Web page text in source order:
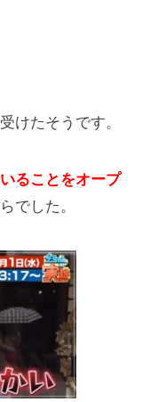
けたそうです。
ることをオープ
でした。